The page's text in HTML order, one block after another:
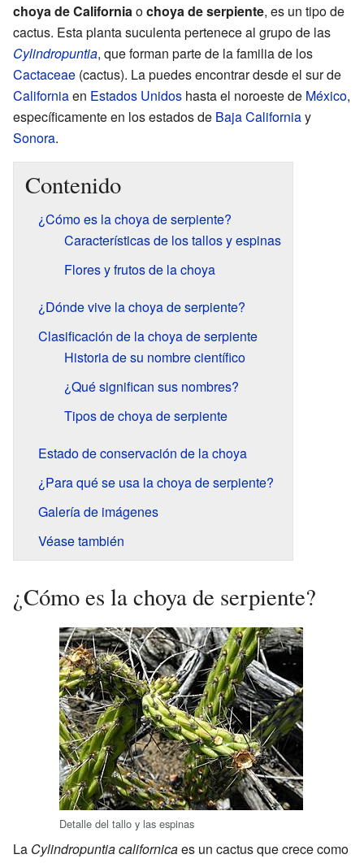
choya de Californiaochoya de serpiente, es un tipo de
cactus. Esta planta suculenta pertenece al grupo de las
Cylindropuntia, que forman parte de la familia de los
Cactaceae (cactus). La puedes encontrar desde el sur de
Californiaen Estados Unidos hasta el noroeste de México,
específicamente en los estados de Baja Californiay
Sonora.
Contenido
¿Cómo es la choya de serpiente?
Características de los tallos y espinas
Flores y frutos de la choya
¿Dónde vive la choya de serpiente?
Clasificación de la choya de serpiente
Historia de su nombre científico
¿Qué significan sus nombres?
Tipos de choya de serpiente
Estado de conservación de la choya
¿Para qué se usa la choya de serpiente?
Galería de imágenes
Véase también
¿Cómo es la choya de serpiente?
Detalle del tallo y las espinas
La Cylindropuntia californicaes un cactus que crece como